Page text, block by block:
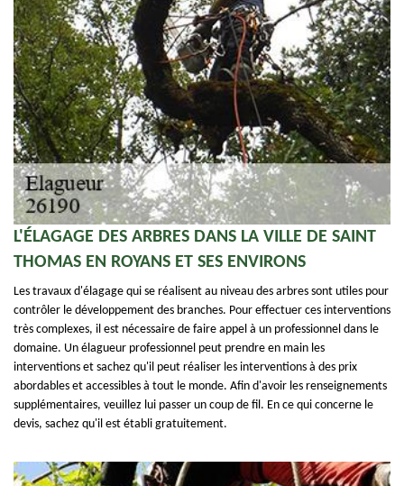
L'ÉLAGAGE DES ARBRES DANS LA VILLE DE SAINT
THOMAS EN ROYANS ET SES ENVIRONS
Les travaux d'élagage qui se réalisent au niveau des arbres sont utiles pour
contrôler le développement des branches. Pour effectuer ces interventions
très complexes, il est nécessaire de faire appel à un professionnel dans le
domaine. Un élagueur professionnel peut prendre en main les
interventions et sachez qu'il peut réaliser les interventions à des prix
abordables et accessibles à tout le monde. Afin d'avoir les renseignements
supplémentaires, veuillez lui passer un coup de fil. En ce qui concerne le
devis, sachez qu'il est établi gratuitement.